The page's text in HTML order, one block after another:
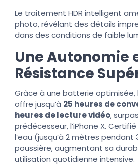
Le traitement HDR intelligent
photo, révélant des détails
dans des conditions de faible
Une Autonomie
Résistance
Grâce à une batterie optimisée,
offre jusqu’à 25 heures de
heures de lecture vidéo,
prédécesseur, l’iPhone X. Certifié
l’eau (jusqu’à 2 mètres
poussière, augmentant sa
utilisation quotidienne intensive.